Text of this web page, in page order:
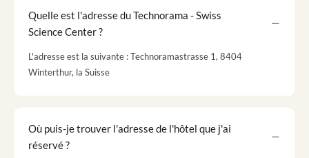
Quelle est l'adresse du Technorama - Swiss
Science Center ?
L'adresse est la suivante : Technoramastrasse 1, 8404
Winterthur, la Suisse
Où puis-je trouver l'adresse de l'hôtel que j'ai
réservé ?